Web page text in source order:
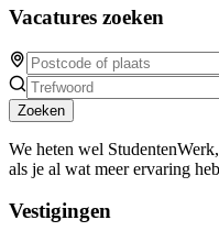
Vacatures zoeken
Zoeken
We heten wel
als je al wat meer ervaring
Vestigingen